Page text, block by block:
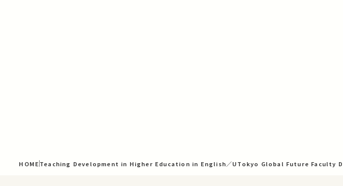
HOME Teaching Development in Higher Education in English／UTokyo Global Future Faculty